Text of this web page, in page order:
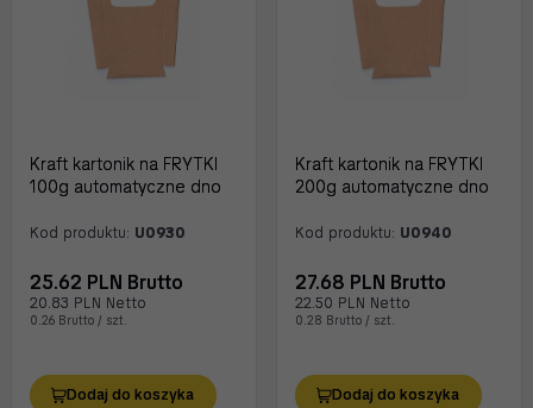
Kraft kartonik na FRYTKI
100g automatyczne dno
Kod produktu: U0930
25.62 PLN Brutto
20.83 PLN Netto
0.26 Brutto / szt.
Dodaj do koszyka
Kraft kartonik na FRYTKI
200g automatyczne dno
Kod produktu: U0940
27.68 PLN Brutto
22.50 PLN Netto
0.28 Brutto / szt.
Dodaj do koszyka